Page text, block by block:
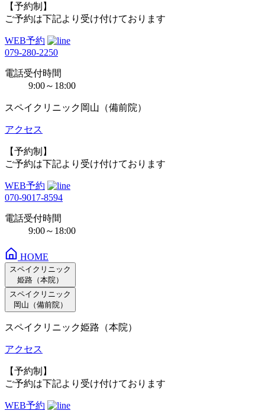
【予約制】
ご予約は下記より受け付けております
WEB予約
079-280-2250
電話受付時間
9:00～18:00
スペイクリニック岡山（備前院）
アクセス
【予約制】
ご予約は下記より受け付けております
WEB予約
070-9017-8594
電話受付時間
9:00～18:00
HOME
スペイクリニック
姫路（本院）
スペイクリニック
岡山（備前院）
スペイクリニック姫路（本院）
アクセス
【予約制】
ご予約は下記より受け付けております
WEB予約